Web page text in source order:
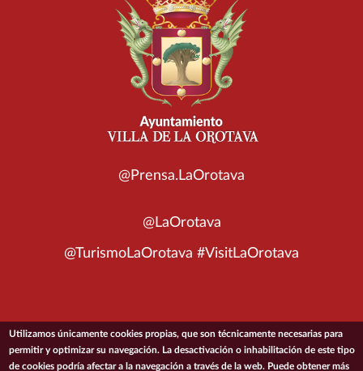
@Prensa.LaOrotava
@LaOrotava
@TurismoLaOrotava #VisitLaOrotava
© 2026 Ayuntamiento de la Villa de La Orotava
Utilizamos únicamente cookies propias, que son técnicamente necesarias para
permitir y optimizar su navegación. La desactivación o inhabilitación de este tipo
de cookies podría afectar a la navegación a través de la web. Puede obtener más